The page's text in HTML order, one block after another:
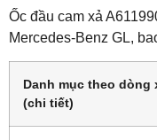
Ốc đầu cam xả
Mercedes-Benz GL,
Danh mục theo dòng
(chi tiết)